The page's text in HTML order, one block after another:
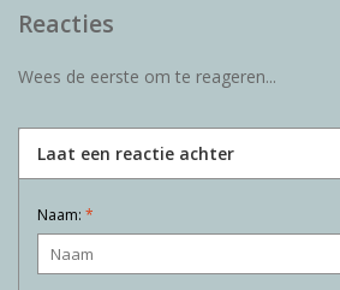
Reacties
Wees de eerste om te reageren...
Laat een reactie achter
Naam: *